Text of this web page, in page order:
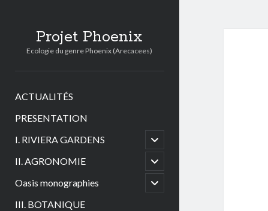
Projet Phoenix
Ecologie du genre Phoenix (Arecacees)
ACTUALITÉS
PRESENTATION
I. RIVIERA GARDENS
open
child
menu
II. AGRONOMIE
open
child
menu
Oasis monographies
open
child
III. BOTANIQUE